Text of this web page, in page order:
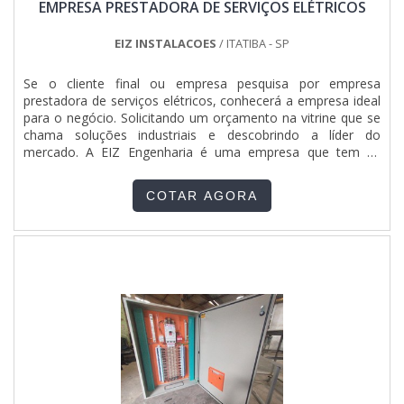
ministrados para toda a equipe.Ainda tratando-se de
se descartar empresas que não tenham produtos e serviços
são deixados de lado por muitas empresas que não focam
na fidelização do cliente.Isso tudo é a razão pela qual a
Jumper Soluções Industriais é uma empresa comprometida
com seus serviços quando explanamos o segmento de
montagens eletromecânicas e instalações elétricas. A
empresa foca sempre a melhor opção para o cliente final.A
MAIOR REFERÊNCIA NO SEGMENTOSomente na Jumper
Soluções Industriais tem tudo que se precisa para
montagens eletromecânicas e instalações elétricas. A
empresa oferece opções como painel de comando elétrico
busca a satisfação do cliente. A Jumper Soluções Industriais
é uma empresa que tem despontado no segmento pela
seriedade e qualidade que garante o sucesso aos parceiros
de ponta a ponta.
EMPRESA PRESTADORA DE SERVIÇOS ELÉTRICOS
EIZ INSTALACOES / ITATIBA - SP
Se o cliente final ou empresa pesquisa por empresa
prestadora de serviços elétricos, conhecerá a empresa ideal
para o negócio. Solicitando um orçamento na vitrine que se
chama soluções industriais e descobrindo a líder do
mercado. A EIZ Engenharia é uma empresa que tem se
garantindo o sucesso dos clientes de ponta a ponta.MAIS
DETALHES IMPORTANTES SOBRE A EMPRESAQuando o
elétricos de confiança, com a equipe da EIZ Engenharia
qualidade onde são realizadas as atividades;Foco e atenção
às tendências;Otimização de processos. Isso tudo é a razão
pela qual a EIZ Engenharia é comprometida com os serviços
quando se explora o segmento de engenharia e instalações
industriais. Na empresa se objetiva sempre a qualidade final
para fidelização do cliente com parcerias duradouras, já que
COTAR AGORA